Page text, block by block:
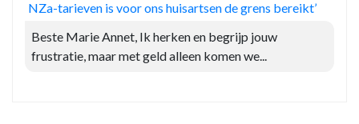
NZa-tarieven is voor ons huisartsen de grens bereikt’
Beste Marie Annet, Ik herken en begrijp jouw
frustratie, maar met geld alleen komen we...